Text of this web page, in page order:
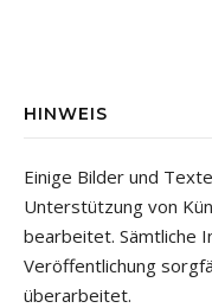
HINWEIS
Einige Bilder und
Unterstützung von
bearbeitet. Sämtliche
Veröffentlichung
überarbeitet.